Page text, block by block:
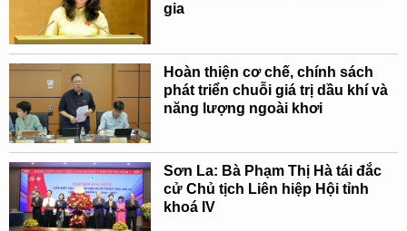
gia
Hoàn thiện cơ chế, chính sách
phát triển chuỗi giá trị dầu khí và
năng lượng ngoài khơi
Sơn La: Bà Phạm Thị Hà tái đắc
cử Chủ tịch Liên hiệp Hội tỉnh
khoá IV